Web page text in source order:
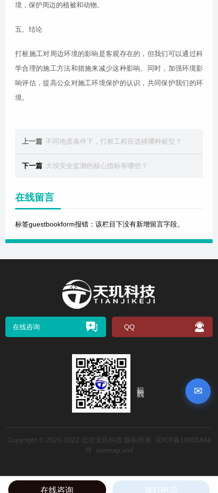
✉
境，保护周边的植被和动物。
五、结论
打桩施工对周边环境的影响是客观存在的，但我们可以通过科
学合理的施工方法和措施来减少这种影响。同时，加强环境影
响评估，提高公众对施工环境保护的认识，共同保护我们的环
境。
上一篇 不同地质条件下，打桩工程应选择哪种桩型？
下一篇 大坝安全监测的核心指标有哪些？
在线留言
标签guestbookform报错：该栏目下没有新增留言字段。
在线咨询 QQ
Copyright © 2020-2022 北京天玑科技 版权所有
京ICP备18005844
号
sitemap.xml
在线咨询 拨打电话